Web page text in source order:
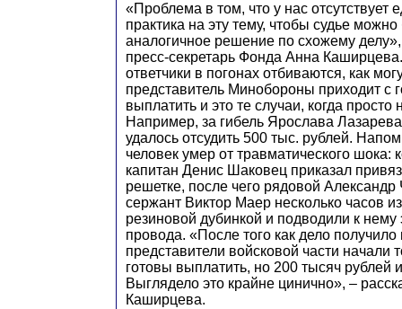
«Проблема в том, что у нас отсутствует
практика на эту тему, чтобы судье
аналогичное решение по схожему
пресс-секретарь Фонда Анна
ответчики в погонах отбиваются, как
представитель Минобороны приходит с
выплатить и это те случаи, когда просто
Например, за гибель Ярослава
удалось отсудить 500 тыс. рублей.
человек умер от травматического шока:
капитан Денис Шаковец приказал
решетке, после чего рядовой
сержант Виктор Маер несколько часов
резиновой дубинкой и подводили к нему
провода. «После того как дело получило
представители войсковой части начали
готовы выплатить, но 200 тысяч рублей
Выглядело это крайне цинично», –
Каширцева.